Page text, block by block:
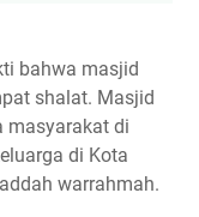
bahwa masjid
shalat. Masjid
masyarakat di
di Kota
warrahmah.